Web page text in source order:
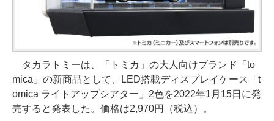
タカラトミーは、「トミカ」の大人向けブランド「to
mica」の新商品として、LED搭載ディスプレイケース「t
omica ライトアップシアター」2色を2022年1月15日に発
売すると発表した。価格は2,970円（税込）。